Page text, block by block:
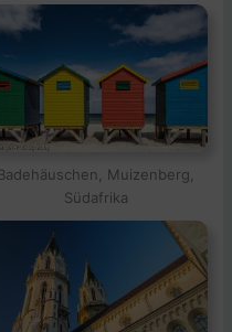
Muizenberg,
Südafrika